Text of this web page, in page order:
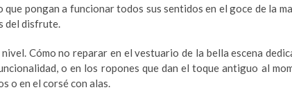
que pongan a funcionar todos sus sentidos en el goce de la
del disfrute.
Cómo no reparar en el vestuario de la bella escena
o en los ropones que dan el toque antiguo al
o en el corsé con alas.